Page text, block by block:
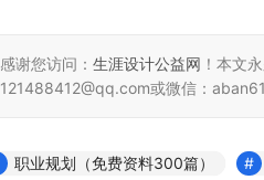
感谢您访问： 生涯设计公益网 ！本文
121488412@qq.com或微信：
职业规划（免费资料300篇）